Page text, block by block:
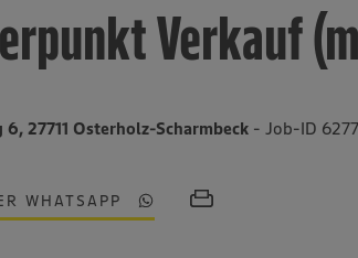
Direkteinstieg
Noch Fragen?
EDEKA Fruchtkontor
EDEKA-
Regionalgesellschaften
Verkauf
27711 Osterholz-Scharmbeck - Job-ID
WHATSAPP